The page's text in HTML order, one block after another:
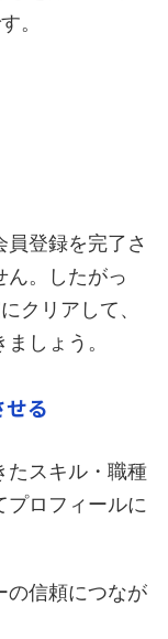
。
登録を完了さ
ん。したがっ
クリアして、
しょう。
る
たスキル・職種
プロフィールに
の信頼につなが